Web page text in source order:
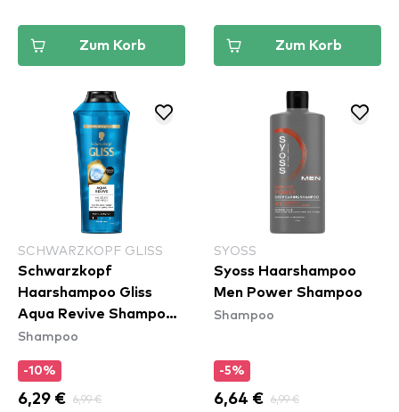
Zum Korb Zum Korb
SCHWARZKOPF GLISS
Schwarzkopf
Haarshampoo Gliss
Aqua Revive Shampoo
(400ml)
Shampoo
-10%
6,29 € 6,99 €
SYOSS
Syoss Haarshampoo
Men Power Shampoo
Shampoo
-5%
6,64 € 6,99 €